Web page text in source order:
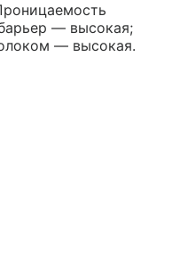
— высокая;
— высокая.